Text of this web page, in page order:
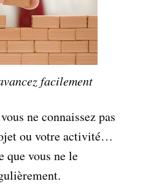
facilement
ne connaissez pas
ou votre activité…
que vous ne le